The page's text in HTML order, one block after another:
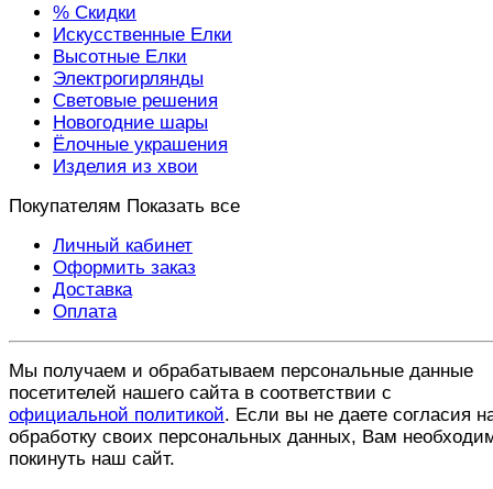
% Скидки
Искусственные Елки
Высотные Елки
Электрогирлянды
Световые решения
Новогодние шары
Ёлочные украшения
Изделия из хвои
Покупателям Показать все
Личный кабинет
Оформить заказ
Доставка
Оплата
Мы получаем и обрабатываем персональные данные
посетителей нашего сайта в соответствии с
официальной политикой. Если вы не даете согласия
обработку своих персональных данных, Вам
покинуть наш сайт.